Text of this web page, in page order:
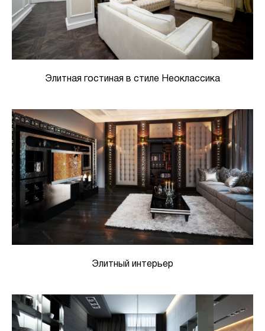
Элитная гостиная в стиле Неоклассика
Элитный интерьер